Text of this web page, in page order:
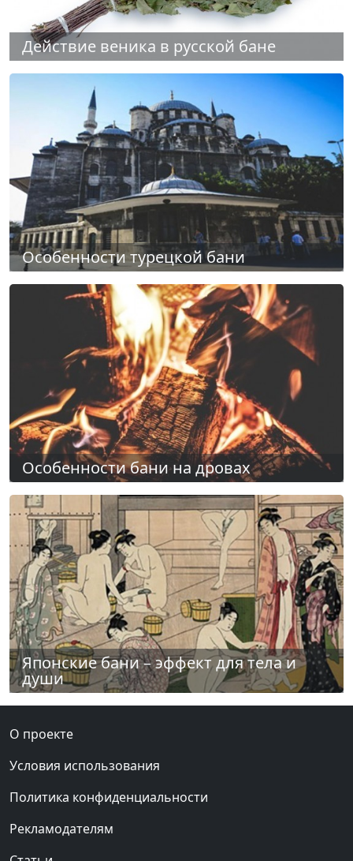
Действие веника в русской бане
Особенности турецкой бани
Особенности бани на дровах
Японские бани – эффект для тела и
души
О проекте
Условия использования
Политика конфиденциальности
Рекламодателям